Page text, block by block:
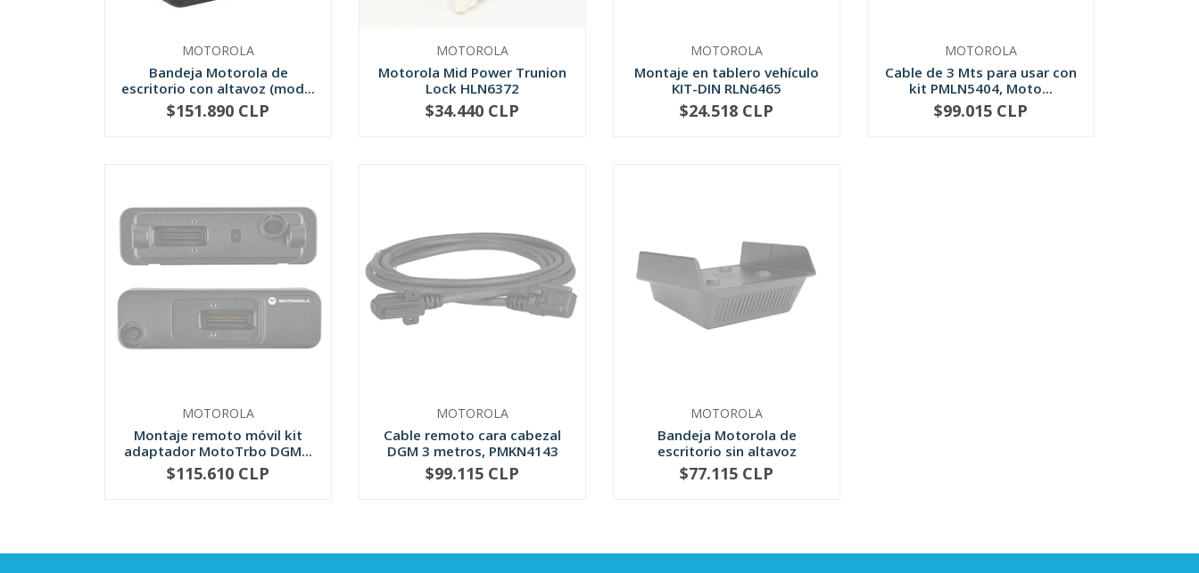
MOTOROLA
Bandeja Motorola de
escritorio con altavoz (mod...
+
$151.890 CLP
MOTOROLA
Motorola Mid Power Trunion
Lock HLN6372
AGOTADO
$34.440 CLP
MOTOROLA
Montaje en tablero vehículo
KIT-DIN RLN6465
AGOTADO
$24.518 CLP
MOTOROLA
Cable de 3 Mts para usar con
kit PMLN5404, Moto...
AGOTADO
$99.015 CLP
MOTOROLA
Montaje remoto móvil kit
adaptador MotoTrbo DGM...
AGOTADO
$115.610 CLP
MOTOROLA
Cable remoto cara cabezal
DGM 3 metros, PMKN4143
AGOTADO
$99.115 CLP
MOTOROLA
Bandeja Motorola de
escritorio sin altavoz
GLN7318
AGOTADO
$77.115 CLP